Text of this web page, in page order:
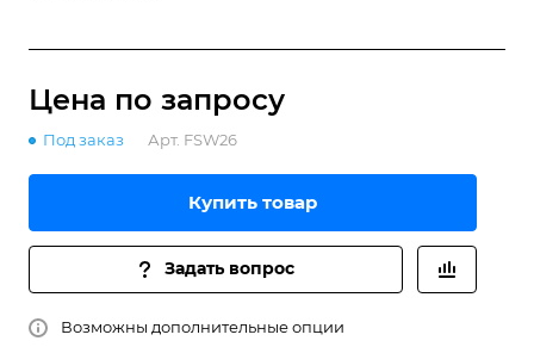
Цена по запросу
Под заказ Арт. FSW26
Купить товар
Задать вопрос
Возможны дополнительные опции